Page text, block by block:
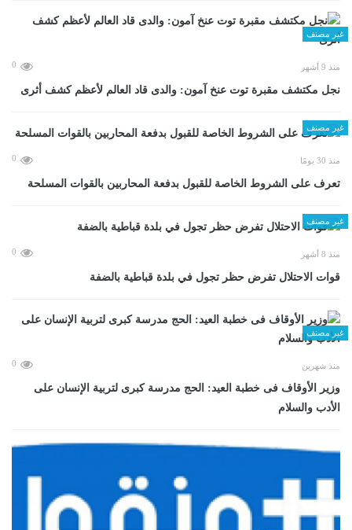
غير مصنف
منذ 9 أشهر 0
نجل مكتشف مقبرة توت عنخ آمون: والدى قاد العالم لأعظم كشف أثرى
غير مصنف
منذ 30 يومًا 0
تعرف على الشروط الخاصة للقبول بدفعة المحاربين بالقوات المسلحة
غير مصنف
منذ 8 أشهر 0
قوات الاحتلال تفرض حظر تجول في بلدة قباطية بالضفة
غير مصنف
منذ شهرين 0
وزير الأوقاف فى خطبة العيد: الحج مدرسة كبرى لتربية الإنسان على
الأدب والسلام